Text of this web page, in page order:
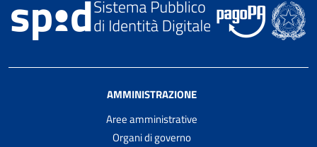
AMMINISTRAZIONE
Aree amministrative
Organi di governo